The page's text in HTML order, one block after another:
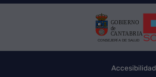
Accesibilidad